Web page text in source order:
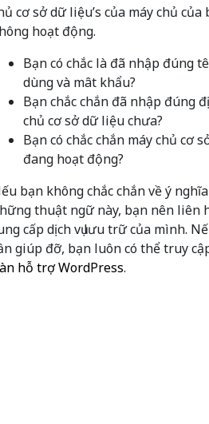
cơ sở dữ liệu’s của máy chủ của
hoạt động.
Bạn có chắc là đã nhập đúng
dùng và mât khẩu?
Bạn chắc chắn đã nhập đúng
chủ cơ sở dữ liệu chưa?
Bạn có chắc chắn máy chủ cơ
đang hoạt động?
bạn không chắc chắn về ý
thuật ngữ này, bạn nên liên
cấp dịch vụ lưu trữ của mình.
giúp đỡ, bạn luôn có thể truy
hỗ trợ WordPress.